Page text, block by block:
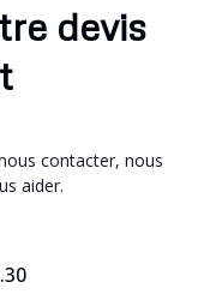
devis
contacter, nous
aider.